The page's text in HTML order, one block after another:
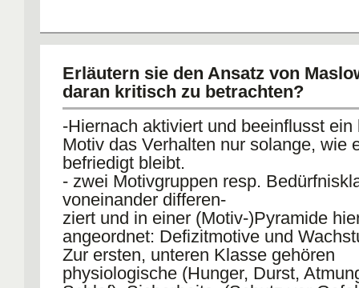
Erläutern sie den Ansatz von
daran kritisch zu betrachten?
-Hiernach aktiviert und beeinflusst ein
Motiv das Verhalten nur solange, wie
befriedigt bleibt.
- zwei Motivgruppen resp.
voneinander differen-
ziert und in einer (Motiv-)Pyramide
angeordnet: Defizitmotive und
Zur ersten, unteren Klasse gehören
physiologische (Hunger, Durst,